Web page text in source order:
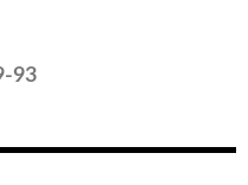
93